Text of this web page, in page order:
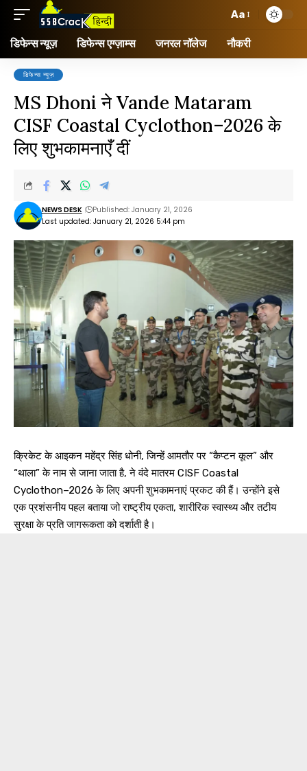
Aa
डिफेन्स न्यूज़ डिफेन्स एग्ज़ाम्स जनरल नॉलेज नौकरी
डिफेन्स न्यूज़
MS Dhoni ने Vande Mataram
CISF Coastal Cyclothon–2026 के
लिए शुभकामनाएँ दीं
Last updated: January 21, 2026 5:44 pm
NEWS DESK Published: January 21, 2026
क्रिकेट के आइकन महेंद्र सिंह धोनी, जिन्हें आमतौर पर “कैप्टन कूल” और
“थाला” के नाम से जाना जाता है, ने वंदे मातरम CISF Coastal
Cyclothon–2026 के लिए अपनी शुभकामनाएं प्रकट की हैं। उन्होंने इसे
एक प्रशंसनीय पहल बताया जो राष्ट्रीय एकता, शारीरिक स्वास्थ्य और तटीय
सुरक्षा के प्रति जागरूकता को दर्शाती है।